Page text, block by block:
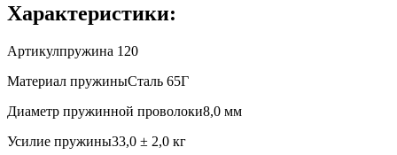
Характеристики:
Артикулпружина 120
Материал пружиныСталь 65Г
Диаметр пружинной проволоки8,0 мм
Усилие пружины33,0 ± 2,0 кг